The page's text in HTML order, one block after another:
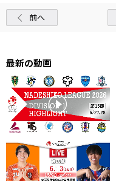
前へ
最新の動画